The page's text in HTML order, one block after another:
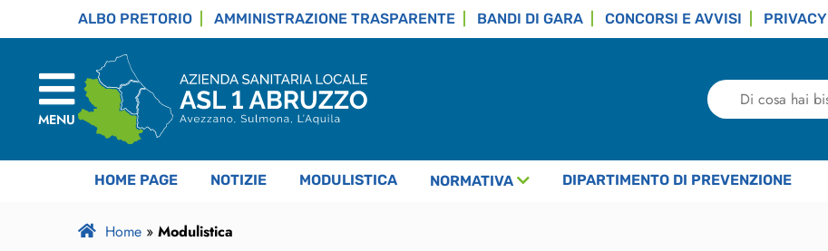
ALBO PRETORIO AMMINISTRAZIONE TRASPARENTE BANDI DI GARA CONCORSI E AVVISI PRIVACY
MENU
Di
cosa
bisogno?
HOME PAGE NOTIZIE MODULISTICA NORMATIVA DIPARTIMENTO DI PREVENZIONE
Home» Modulistica